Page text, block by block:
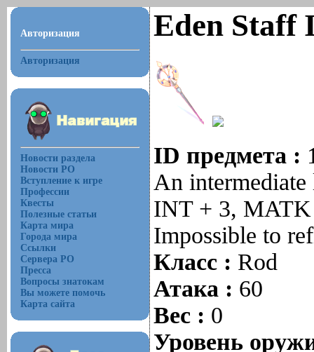
Авторизация
Авторизация
Новости раздела
Новости РО
Вступление к игре
Профессии
Квесты
Полезные статьи
Карта мира
Города мира
Ссылки
Сервера РО
Пресса
Вопросы знатокам
Вы можете помочь
Карта сайта
Eden Staff
ID предмета :
An intermediate
INT + 3,
Impossible to
Класс : Rod
Атака : 60
Вес : 0
Уровень